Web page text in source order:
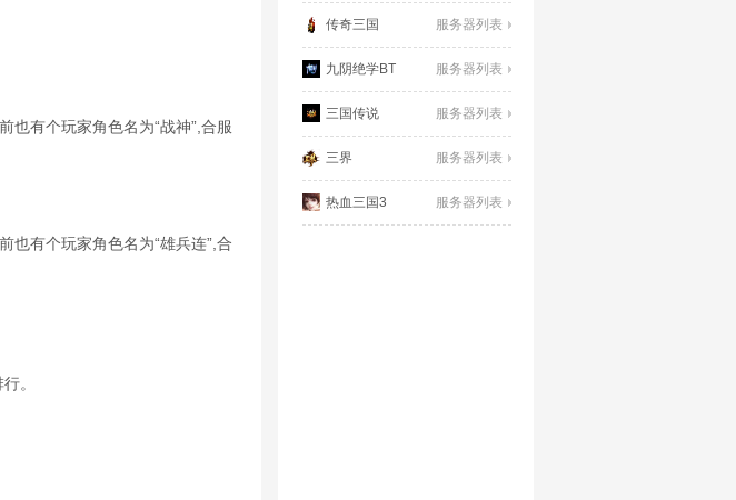
也有个玩家角色名为“战神”,合服
也有个玩家角色名为“雄兵连”,合
。
服务器列表
传奇三国
服务器列表
九阴绝学BT
服务器列表
三国传说
服务器列表
三界
服务器列表
热血三国3